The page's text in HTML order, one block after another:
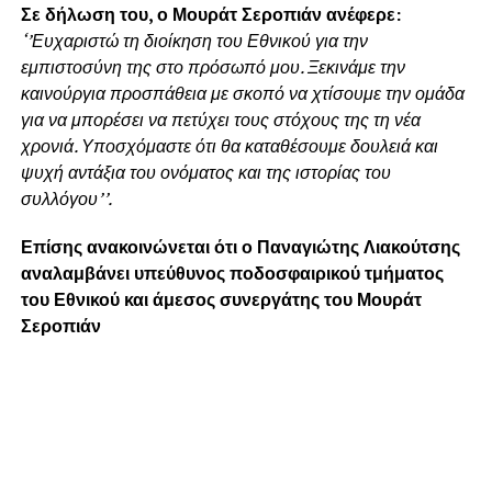
Σε δήλωση του, ο Μουράτ Σεροπιάν ανέφερε:
‘’Ευχαριστώ τη διοίκηση του Εθνικού για την
εμπιστοσύνη της στο πρόσωπό μου. Ξεκινάμε την
καινούργια προσπάθεια με σκοπό να χτίσουμε την ομάδα
για να μπορέσει να πετύχει τους στόχους της τη νέα
χρονιά. Υποσχόμαστε ότι θα καταθέσουμε δουλειά και
ψυχή αντάξια του ονόματος και της ιστορίας του
συλλόγου’’.
Επίσης ανακοινώνεται ότι ο Παναγιώτης Λιακούτσης
αναλαμβάνει υπεύθυνος ποδοσφαιρικού τμήματος
του Εθνικού και άμεσος συνεργάτης του Μουράτ
Σεροπιάν